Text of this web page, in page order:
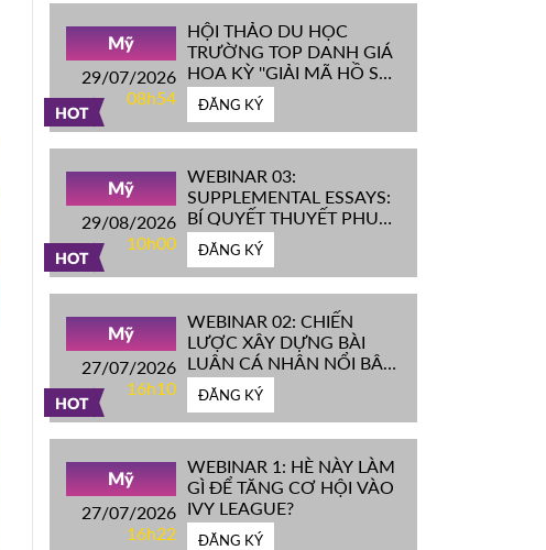
HOT
Mỹ
29/07/2026
08h54
HỘI THẢO DU HỌC
TRƯỜNG TOP DANH GIÁ
HOA KỲ ''GIẢI MÃ HỒ SƠ
IVY LEAGUE''
ĐĂNG KÝ
HOT
Mỹ
29/08/2026
10h00
WEBINAR 03:
SUPPLEMENTAL ESSAYS:
BÍ QUYẾT THUYẾT PHỤC
HỘI ĐỒNG TUYỂN SINH
ĐH TOP ĐẦU MỸ
ĐĂNG KÝ
HOT
Mỹ
27/07/2026
16h10
WEBINAR 02: CHIẾN
LƯỢC XÂY DỰNG BÀI
LUẬN CÁ NHÂN NỔI BẬT
CHINH PHỤC ĐH TOP
ĐẦU MỸ
ĐĂNG KÝ
Mỹ
27/07/2026
16h22
WEBINAR 1: HÈ NÀY LÀM
GÌ ĐỂ TĂNG CƠ HỘI VÀO
IVY LEAGUE?
ĐĂNG KÝ